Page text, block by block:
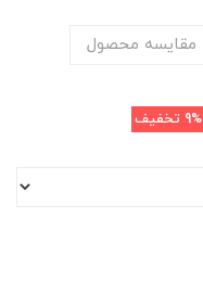
مقایسه محصول
9% تخفیف